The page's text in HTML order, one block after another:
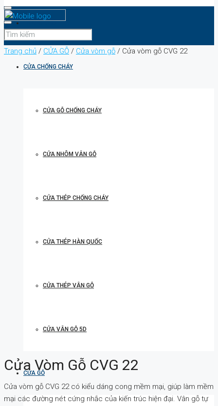
TRANG CHỦ
CỬA CHỐNG CHÁY
CỬA GỖ CHỐNG CHÁY
CỬA NHÔM VÂN GỖ
CỬA THÉP CHỐNG CHÁY
CỬA THÉP HÀN QUỐC
CỬA THÉP VÂN GỖ
CỬA VÂN GỖ 5D
CỬA GỖ
Trang chủ / CỬA GỖ / Cửa vòm gỗ / Cửa vòm gỗ CVG 22
Cửa Vòm Gỗ CVG 22
Cửa vòm gỗ CVG 22 có kiểu dáng cong mềm mại, giúp làm mềm
mại các đường nét cứng nhắc của kiến trúc hiện đại. Vân gỗ tự